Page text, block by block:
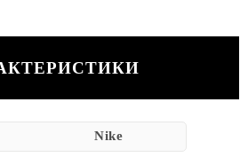
Nike